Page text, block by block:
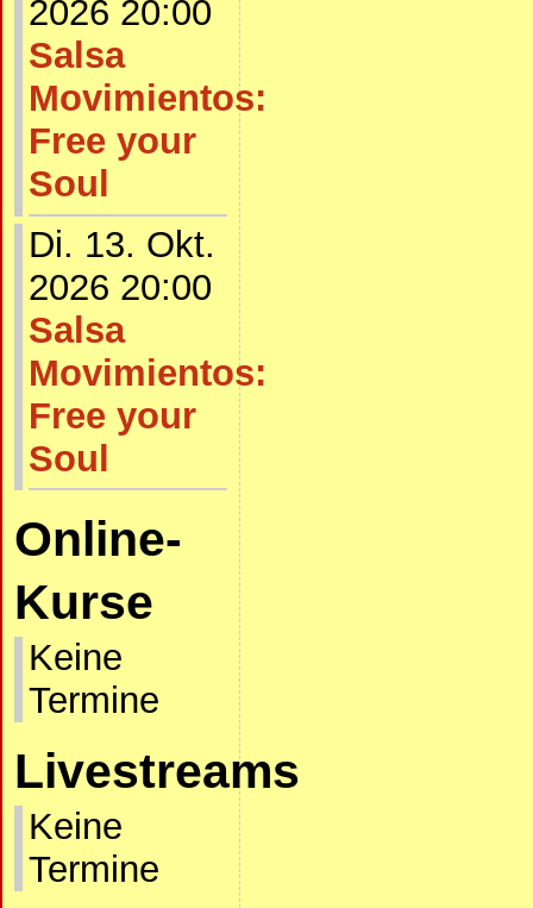
2026 20:00
Salsa
Movimientos:
Free your
Soul
Di. 13. Okt.
2026 20:00
Salsa
Movimientos:
Free your
Soul
Online-
Kurse
Keine
Termine
Livestreams
Keine
Termine